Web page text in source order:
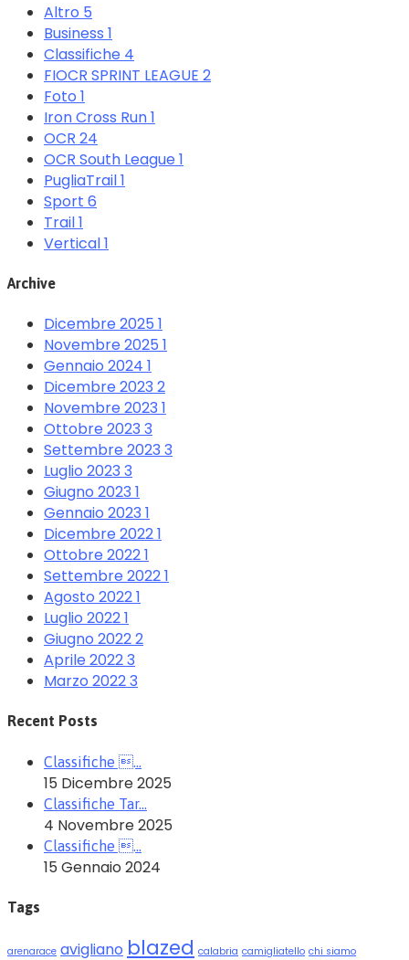
Altro 5
Business 1
Classifiche 4
FIOCR SPRINT LEAGUE 2
Foto 1
Iron Cross Run1
OCR 24
OCR South League1
PugliaTrail1
Sport 6
Trail1
Vertical1
Archive
Dicembre 2025 1
Novembre 2025 1
Gennaio 2024 1
Dicembre 2023 2
Novembre 2023 1
Ottobre 2023 3
Settembre 2023 3
Luglio 2023 3
Giugno 2023 1
Gennaio 2023 1
Dicembre 20221
Ottobre 20221
Settembre 20221
Agosto 20221
Luglio 20221
Giugno 20222
Aprile 20223
Marzo 20223
Recent Posts
Classifiche …
15 Dicembre 2025
Classifiche Tar…
4 Novembre 2025
Classifiche …
15 Gennaio 2024
Tags
arenarace avigliano blazed calabria camigliatello chi siamo